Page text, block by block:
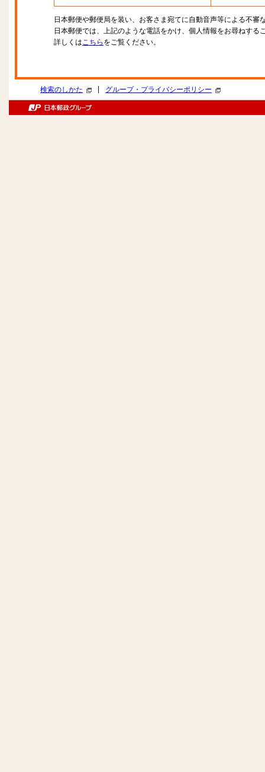
日本郵便や郵便局を装い、お客さま宛てに自動音声等による不審
日本郵便では、上記のような電話をかけ、個人情報をお尋ねする
詳しくはこちら をご覧ください。
検索のしかた グループ・プライバシーポリシー